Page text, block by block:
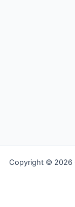
Copyright © 2026